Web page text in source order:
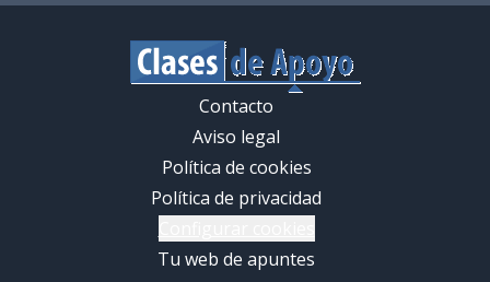
Contacto
Aviso legal
Política de cookies
Política de privacidad
Tu web de apuntes